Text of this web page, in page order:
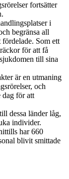
fortsätter
i
begränsa all
Som ett
för att få
till sina
är en utmaning
och
dag för att
dessa länder låg,
individer.
har 660
blivit smittade